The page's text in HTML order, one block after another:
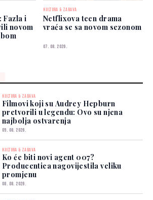
Fazla i
novom
KULTURA & ZABAVA
Netflixova teen drama
vraća se sa novom sezonom
07. 08. 2026.
KULTURA & ZABAVA
Filmovi koji su Audrey Hepburn
pretvorili u legendu: Ovo su njena
najbolja ostvarenja
09. 08. 2026.
KULTURA & ZABAVA
Ko će biti novi agent 007?
Producentica nagovijestila veliku
promjenu
08. 08. 2026.